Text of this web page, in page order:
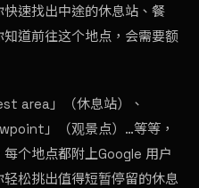
速找出中途的休息站、餐
道前往这个地点，会需要额
area」（休息站）、
」（观景点）…等等，
个地点都附上Google 用户
松挑出值得短暂停留的休息